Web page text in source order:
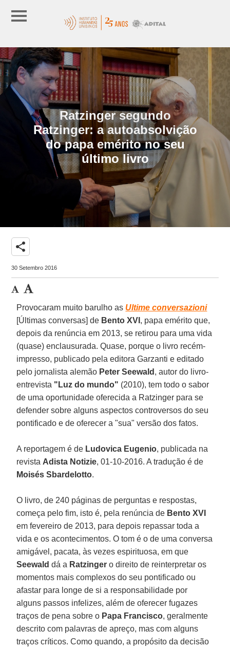
Ratzinger segundo
Ratzinger: a autoabsolvição
do papa emérito no seu
último livro
share
30 Setembro 2016
Provocaram muito barulho as Ultime conversazioni
[Últimas conversas] de Bento XVI , papa emérito que,
depois da renúncia em 2013, se retirou para uma vida
(quase) enclausurada. Quase, porque o livro recém-
impresso, publicado pela editora Garzanti e editado
pelo jornalista alemão Peter Seewald , autor do livro-
entrevista "Luz do mundo" (2010), tem todo o sabor
de uma oportunidade oferecida a Ratzinger para se
defender sobre alguns aspectos controversos do seu
pontificado e de oferecer a "sua" versão dos fatos.
A reportagem é de Ludovica Eugenio, publicada na
revista Adista Notizie, 01-10-2016. A tradução é de
Moisés Sbardelotto.
O livro, de 240 páginas de perguntas e respostas,
começa pelo fim, isto é, pela renúncia de Bento XVI
em fevereiro de 2013, para depois repassar toda a
vida e os acontecimentos. O tom é o de uma conversa
amigável, pacata, às vezes espirituosa, em que
Seewald dá a Ratzinger o direito de reinterpretar os
momentos mais complexos do seu pontificado ou
afastar para longe de si a responsabilidade por
alguns passos infelizes, além de oferecer fugazes
traços de pena sobre o Papa Francisco, geralmente
descrito com palavras de apreço, mas com alguns
traços críticos. Como quando, a propósito da decisão